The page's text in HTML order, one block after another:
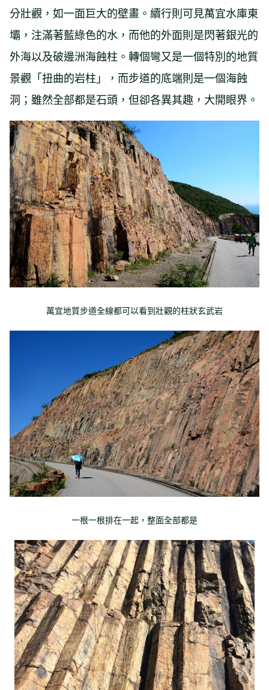
分壯觀，如一面巨大的壁畫。續行則可見萬宜水庫東
壩，注滿著藍綠色的水，而他的外面則是閃著銀光的
外海以及破邊洲海蝕柱。轉個彎又是一個特別的地質
景觀「扭曲的岩柱」，而步道的底端則是一個海蝕
洞；雖然全部都是石頭，但卻各異其趣，大開眼界。
萬宜地質步道全線都可以看到壯觀的柱狀玄武岩
一根一根排在一起，整面全部都是